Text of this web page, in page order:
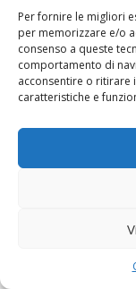
Per fornire le migliori
per memorizzare e/o
consenso a queste
comportamento di
acconsentire o ritirare
caratteristiche e
Realizzazione
Casale